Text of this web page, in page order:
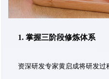
1. 掌握三阶段修炼体系
资深研发专家黄启成将研发过